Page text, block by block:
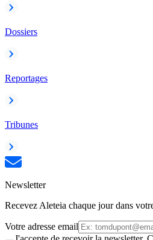
Dossiers
Reportages
Tribunes
Newsletter
Recevez Aleteia chaque jour dans
Votre adresse email